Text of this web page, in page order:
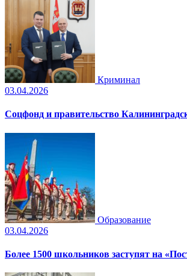
Криминал
03.04.2026
Соцфонд и правительство
Образование
03.04.2026
Более 1500 школьников заступят на